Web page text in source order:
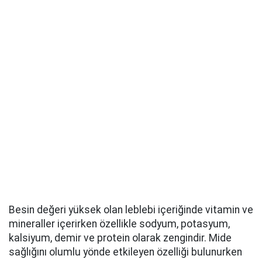
Besin değeri yüksek olan leblebi içeriğinde vitamin ve
mineraller içerirken özellikle sodyum, potasyum,
kalsiyum, demir ve protein olarak zengindir. Mide
sağlığını olumlu yönde etkileyen özelliği bulunurken